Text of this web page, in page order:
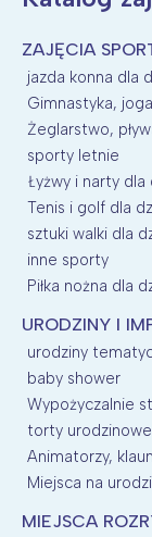
ZAJĘCIA
jazda konna dla
Gimnastyka,
Żeglarstwo,
sporty letnie
Łyżwy i narty dla
Tenis i golf dla
sztuki walki dla
inne sporty
Piłka nożna dla
URODZINY I
urodziny
baby shower
Wypożyczalnie
torty urodzinowe
Animatorzy,
Miejsca na
MIEJSCA